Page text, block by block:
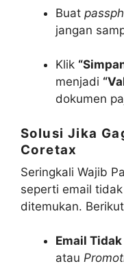
Buat
jangan
Klik
menjadi
dokumen
Solusi Jika
Coretax
Seringkali Wajib
seperti email
ditemukan.
Email
atau